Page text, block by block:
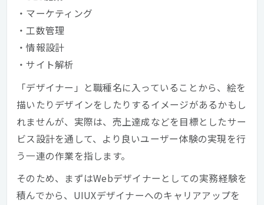
・マーケティング
・工数管理
・情報設計
・サイト解析
「デザイナー」と職種名に入っていることから、絵を
描いたりデザインをしたりするイメージがあるかもし
れませんが、実際は、売上達成などを目標としたサー
ビス設計を通して、より良いユーザー体験の実現を行
う一連の作業を指します。
そのため、まずはWebデザイナーとしての実務経験を
積んでから、UIUXデザイナーへのキャリアアップを